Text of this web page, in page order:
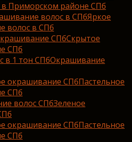
Приморском районе СПб
Яркое
волос в СПб
Скрытое
СПб
Окрашивание
Пастельное
СПб
Зеленое
Пастельное
СПб